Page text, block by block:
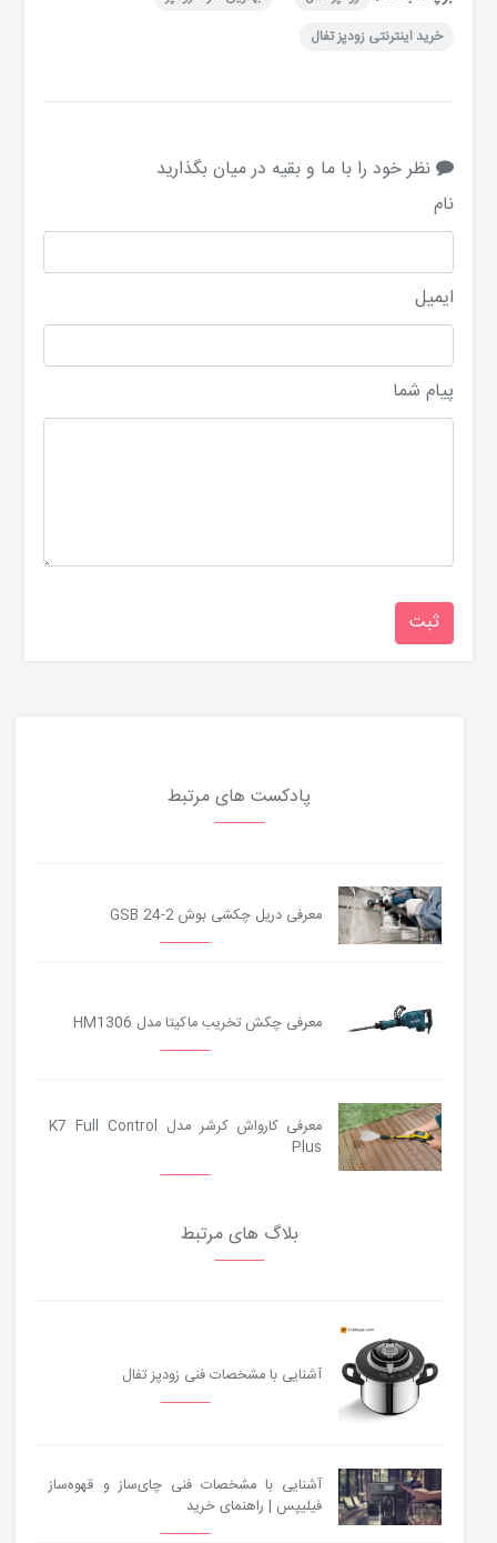
خرید اینترنتی زودپز تفال
نظر خود را با ما و بقیه در میان بگذارید
نام
ایمیل
پیام شما
پادکست های مرتبط
معرفی دریل چکشی بوش GSB 24-2
معرفی چکش تخریب ماکیتا مدل HM1306
معرفی کارواش کرشر مدل K7 Full Control
Plus
بلاگ های مرتبط
آشنایی با مشخصات فنی زودپز تفال
آشنایی با مشخصات فنی چای‌ساز و قهوه‌ساز
فیلیپس | راهنمای خرید